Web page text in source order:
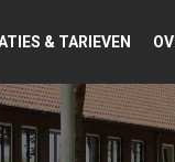
& TARIEVEN